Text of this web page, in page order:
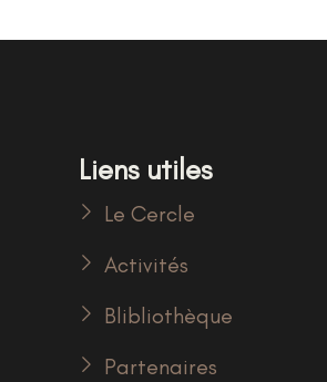
Liens utiles
Le Cercle
Activités
Blibliothèque
Partenaires